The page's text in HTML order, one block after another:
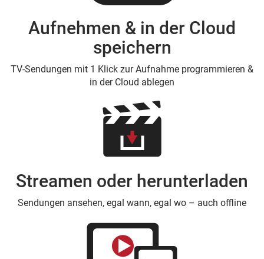
Aufnehmen & in der Cloud
speichern
TV-Sendungen mit 1 Klick zur Aufnahme programmieren &
in der Cloud ablegen
Streamen oder herunterladen
Sendungen ansehen, egal wann, egal wo – auch offline